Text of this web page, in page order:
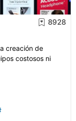
8928
creación de
costosos ni